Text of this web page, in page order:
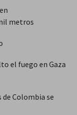
metros
el fuego en Gaza
Colombia se